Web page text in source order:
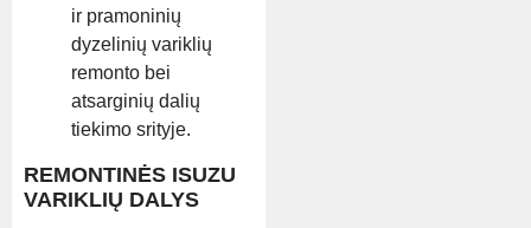
ir pramoninių
dyzelinių variklių
remonto bei
atsarginių dalių
tiekimo srityje.
REMONTINĖS ISUZU
VARIKLIŲ DALYS